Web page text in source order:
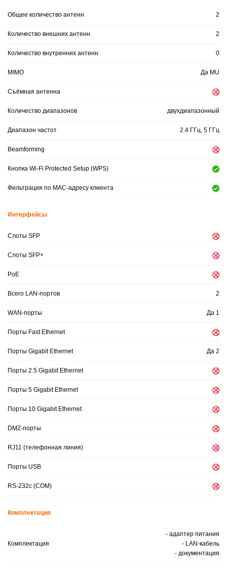
Общее количество антенн 2
Количество внешних антенн 2
Количество внутренних антенн 0
MIMO Да MU
Съёмная антенна
Количество диапазонов двухдиапазонный
Диапазон частот 2.4 ГГц, 5 ГГц
Beamforming
Кнопка Wi-Fi Protected Setup (WPS)
Фильтрация по МАС-адресу клиента
Интерфейсы
Слоты SFP
Слоты SFP+
PoE
Всего LAN-портов 2
WAN-порты Да 1
Порты Fast Ethernet
Порты Gigabit Ethernet Да 2
Порты 2.5 Gigabit Ethernet
Порты 5 Gigabit Ethernet
Порты 10 Gigabit Ethernet
DMZ-порты
RJ11 (телефонная линия)
Порты USB
RS-232c (COM)
Комплектация
Комплектация
- адаптер питания
- LAN-кабель
- документация